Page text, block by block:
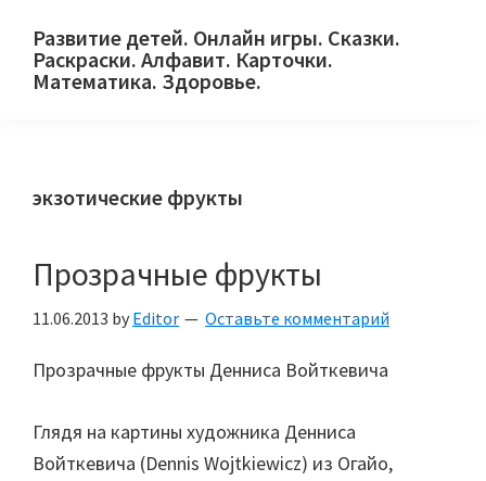
primary
main
primary
Развитие детей. Онлайн игры. Сказки.
Раскраски. Алфавит. Карточки.
Математика. Здоровье.
и
родителей.
экзотические фрукты
Прозрачные фрукты
11.06.2013 by Editor Оставьте комментарий
Прозрачные фрукты Денниса Войткевича
Глядя на картины художника Денниса
Войткевича (Dennis Wojtkiewicz) из Огайо,